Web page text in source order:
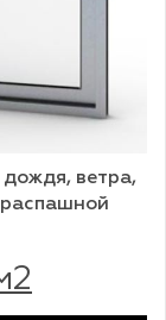
ветра,